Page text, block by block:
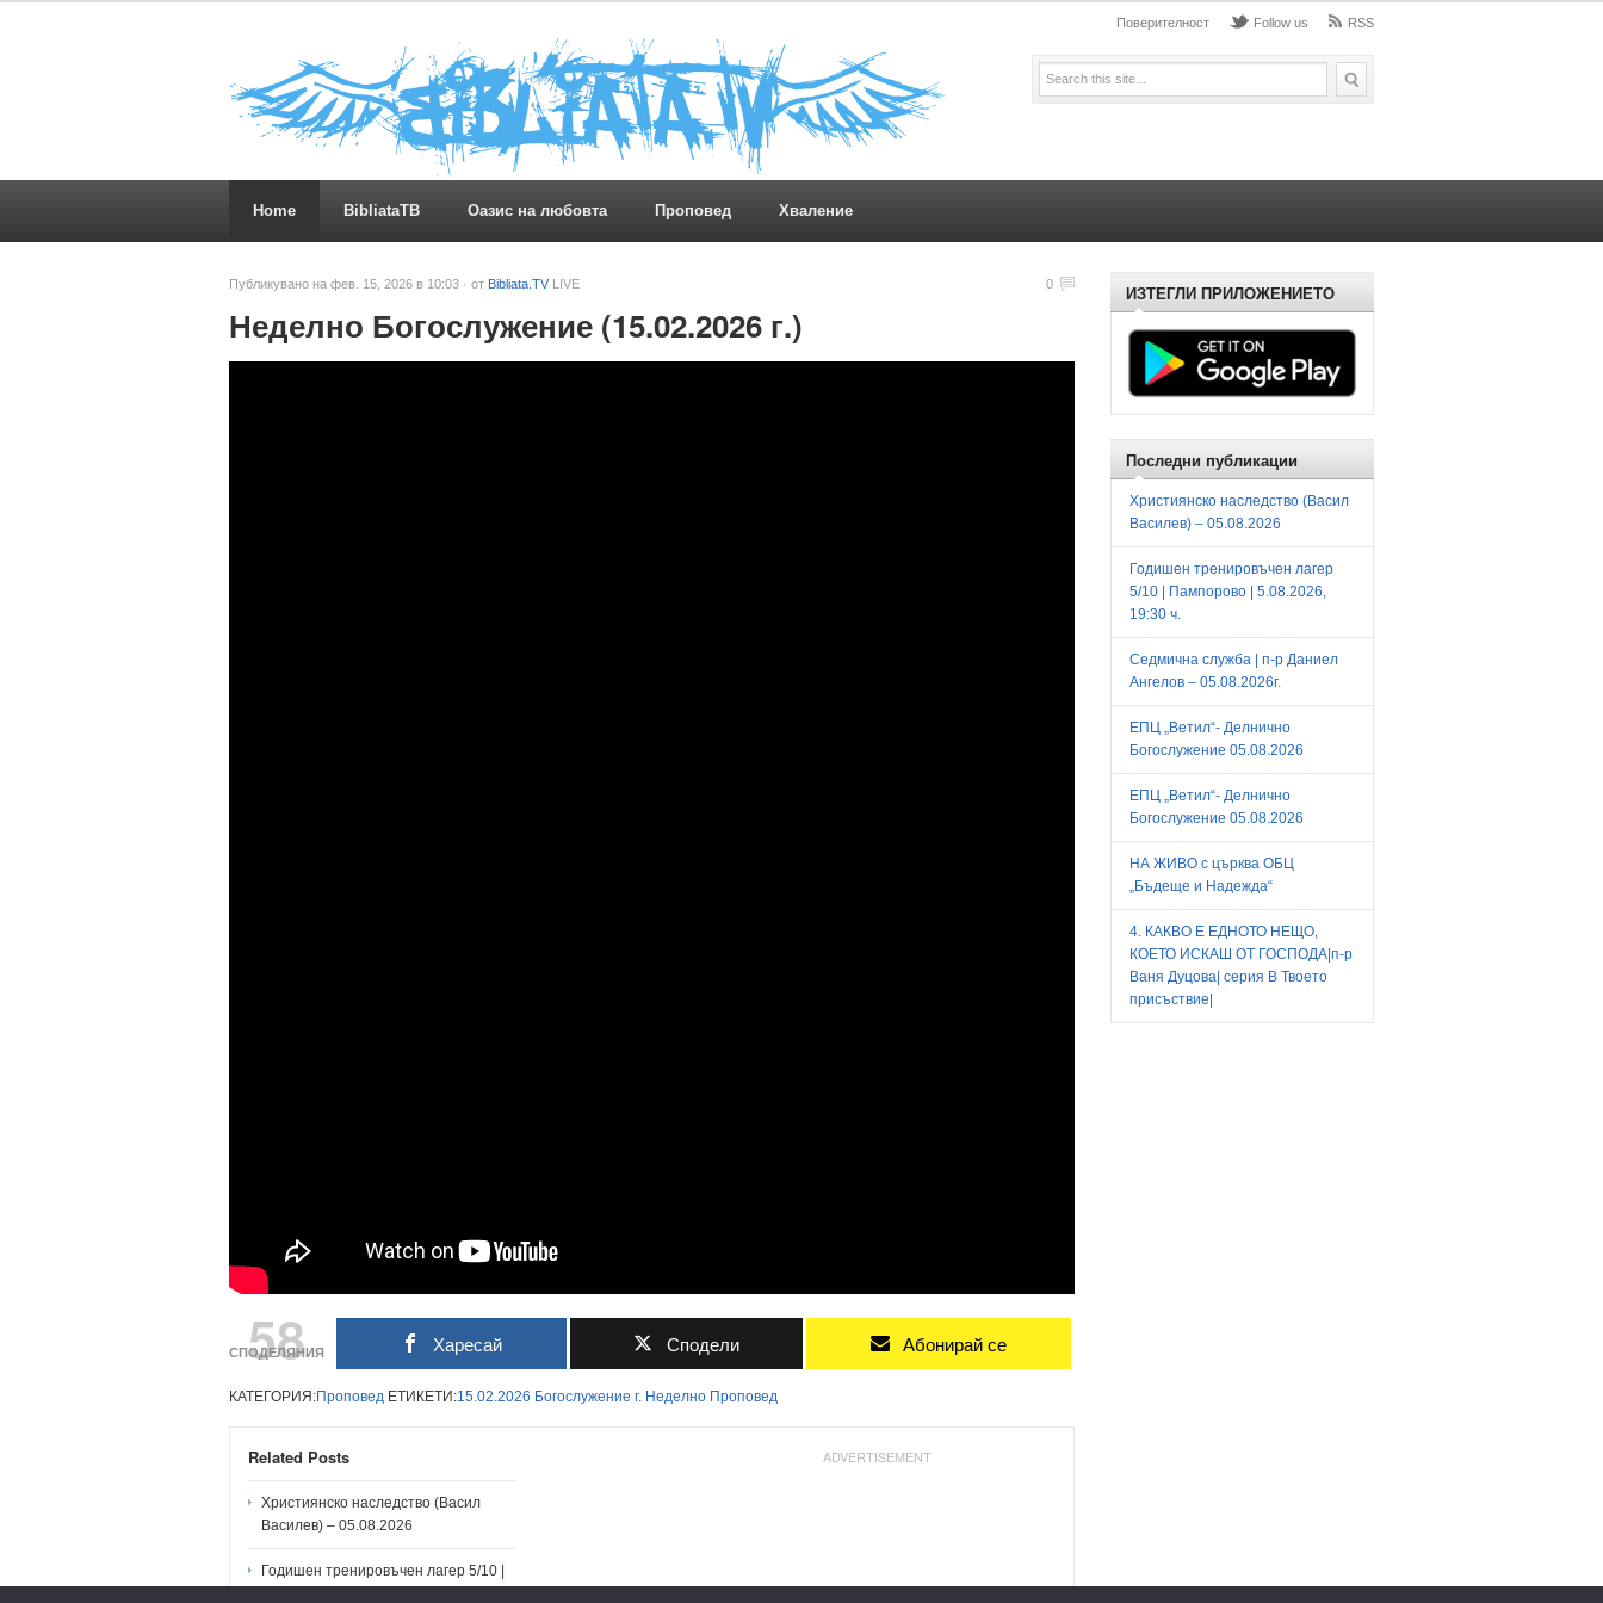
Поверителност Follow us RSS
Home BibliataTB Оазис на любовта Проповед Хваление
Публикувано на фев. 15, 2026 в 10:03 · от Bibliata.TV LIVE 0
Неделно Богослужение (15.02.2026 г.)
58
СПОДЕЛЯНИЯ Харесай Сподели Абонирай се
КАТЕГОРИЯ:Проповед ЕТИКЕТИ:15.02.2026 Богослужение г. Неделно Проповед
Related Posts
Християнско наследство (Васил
Василев) – 05.08.2026
Годишен тренировъчен лагер 5/10 |
ADVERTISEMENT
ИЗТЕГЛИ ПРИЛОЖЕНИЕТО
Последни публикации
Християнско наследство (Васил
Василев) – 05.08.2026
Годишен тренировъчен лагер
5/10 | Пампорово | 5.08.2026,
19:30 ч.
Седмична служба | п-р Даниел
Ангелов – 05.08.2026г.
ЕПЦ „Ветил“- Делнично
Богослужение 05.08.2026
ЕПЦ „Ветил“- Делнично
Богослужение 05.08.2026
НА ЖИВО с църква ОБЦ
„Бъдеще и Надежда“
4. КАКВО Е ЕДНОТО НЕЩО,
КОЕТО ИСКАШ ОТ ГОСПОДА|п-р
Ваня Дуцова| серия В Твоето
присъствие|